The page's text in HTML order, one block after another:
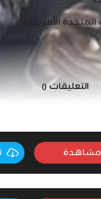
المتحدة الأمريكية
التعليقات()
مشاهدة